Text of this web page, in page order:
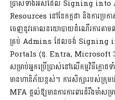
ប្រាស់ទាំងអស់ដែល Signing
Resources នៅខែកក្កដា និងការប្រក
ចេញនូវគោលនយោបាយដំណើរការតាម
គ្រប់ Admins ដែលចង់
Portals (ឧ. Entra, Microsoft
សម្រាប់អ្នកប្រើប្រាស់នៅលើកម្មវិធីក្
មានហានិភ័យខ្ពស់។ ការសិក្សារបស់ក្
MFA ផ្តល់ឱ្យមានការការពារដ៏រឹងមាំស